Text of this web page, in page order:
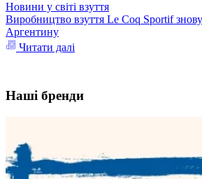
Новини у світі взуття
Виробництво взуття Le Coq Sportif
Аргентину
Читати далі
Наші бренди